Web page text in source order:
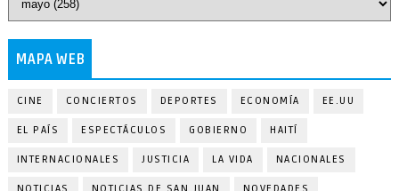
MAPA WEB
CINE CONCIERTOS DEPORTES ECONOMÍA EE.UU
EL PAÍS ESPECTÁCULOS GOBIERNO HAITÍ
INTERNACIONALES JUSTICIA LA VIDA NACIONALES